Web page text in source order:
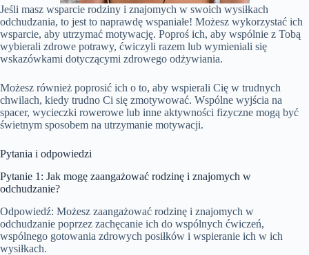
Jeśli masz wsparcie rodziny i znajomych w swoich wysiłkach
odchudzania, to jest to naprawdę wspaniałe! Możesz wykorzystać ich
wsparcie, aby utrzymać motywację. Poproś ich, aby wspólnie z Tobą
wybierali zdrowe potrawy, ćwiczyli razem lub wymieniali się
wskazówkami dotyczącymi zdrowego odżywiania.
Możesz również poprosić ich o to, aby wspierali Cię w trudnych
chwilach, kiedy trudno Ci się zmotywować. Wspólne wyjścia na
spacer, wycieczki rowerowe lub inne aktywności fizyczne mogą być
świetnym sposobem na utrzymanie motywacji.
Pytania i odpowiedzi
Pytanie 1: Jak mogę zaangażować rodzinę i znajomych w
odchudzanie?
Odpowiedź: Możesz zaangażować rodzinę i znajomych w
odchudzanie poprzez zachęcanie ich do wspólnych ćwiczeń,
wspólnego gotowania zdrowych posiłków i wspieranie ich w ich
wysiłkach.